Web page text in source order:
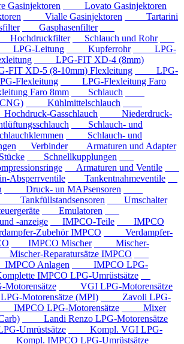
Lovato Gasinjektoren
Vialle Gasinjektoren
Tartarini
Gasphasenfilter
Schlauch und Rohr
LPG-Leitung Kupferrohr
LPG-
LPG-FIT XD-4 (8mm)
XD-5 (8-10mm) Flexleitung
LPG-
Flexleitung
LPG-Flexleitung Faro
Faro 8mm
Schlauch
Kühlmittelschlauch
Gasschlauch
Niederdruck-
Schlauch- und
Schlauch- und
Verbinder
Armaturen und Adapter
Schnellkupplungen
Armaturen und Ventile
Tankentnahmeventile
Druck- un MAPsensoren
Tankfüllstandsensoren
Umschalter
Emulatoren
-anzeige
IMPCO-Teile
IMPCO
Zubehör IMPCO
Verdampfer-
IMPCO Mischer
Mischer-
Reparatursätze IMPCO
Anlagen
IMPCO LPG-
IMPCO LPG-Umrüstsätze
VGI LPG-Motorensätze
Motorensätze (MPI)
Zavoli LPG-
LPG-Motorensätze
Mixer
Landi Renzo LPG-Motorensätze
Umrüstsätze
Kompl. VGI LPG-
Kompl. IMPCO LPG-Umrüstsätze